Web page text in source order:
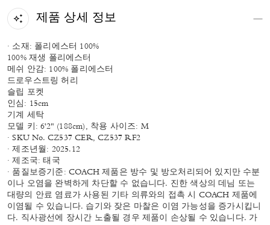
제품 상세 정보
· 소재: 폴리에스터 100%
100% 재생 폴리에스터
메쉬 안감: 100% 폴리에스터
드로우스트링 허리
슬립 포켓
인심: 15cm
기계 세탁
모델 키: 6'2" (188cm), 착용 사이즈: M
· SKU No. CZ537 CER, CZ537 RF2
· 제조년월: 2025.12
· 제조국: 태국
· 품질보증기준: COACH 제품은 방수 및 방오처리되어 있지만 수분
이나 오염을 완벽하게 차단할 수 없습니다. 진한 색상의 데님 또는
대량의 안료 염료가 사용된 기타 의류와의 접촉 시 COACH 제품에
이염될 수 있습니다. 습기와 잦은 마찰은 이염 가능성을 증가시킵니
다. 직사광선에 장시간 노출될 경우 제품이 손상될 수 있습니다. 가